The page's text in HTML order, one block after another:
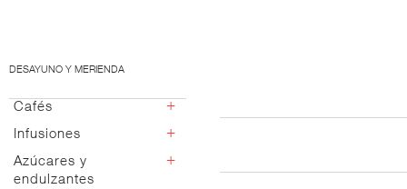
DESAYUNO Y MERIENDA
Cafés +
Monodosis
Molido
Soluble
Infusiones +
Te
Menta poleo
Azúcares y
endulzantes
+